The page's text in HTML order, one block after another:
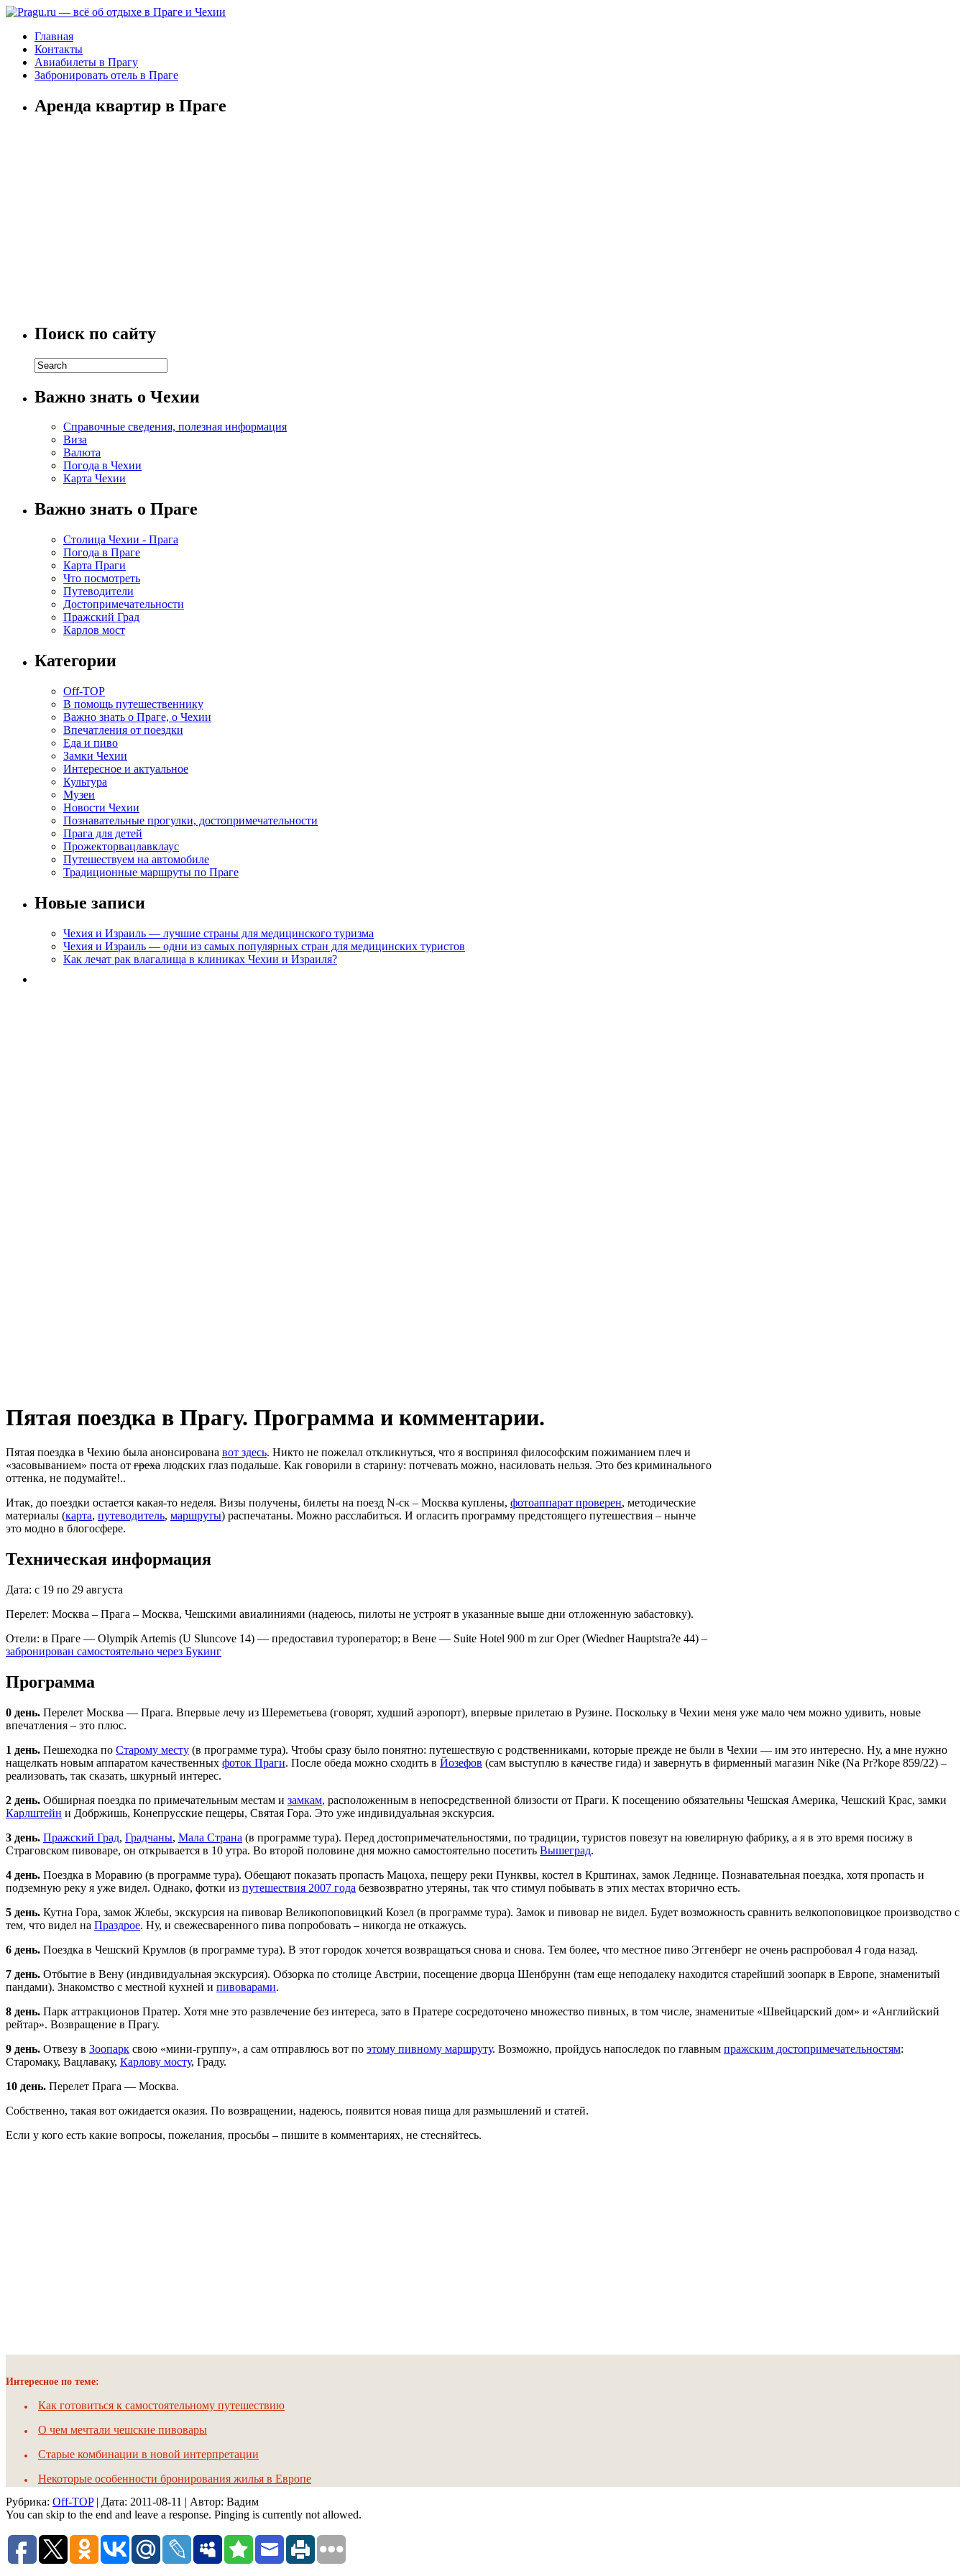
Главная
Контакты
Авиабилеты в Прагу
Забронировать отель в Праге
Аренда квартир в Праге
Поиск по сайту
Важно знать о Чехии
Справочные сведения, полезная информация
Виза
Валюта
Погода в Чехии
Карта Чехии
Важно знать о Праге
Столица Чехии - Прага
Погода в Праге
Карта Праги
Что посмотреть
Путеводители
Достопримечательности
Пражский Град
Карлов мост
Категории
Off-TOP
В помощь путешественнику
Важно знать о Праге, о Чехии
Впечатления от поездки
Еда и пиво
Замки Чехии
Интересное и актуальное
Культура
Музеи
Новости Чехии
Познавательные прогулки, достопримечательности
Прага для детей
Прожекторвацлавклаус
Путешествуем на автомобиле
Традиционные маршруты по Праге
Новые записи
Чехия и Израиль — лучшие страны для медицинского туризма
Чехия и Израиль — одни из самых популярных стран для медицинских туристов
Как лечат рак влагалища в клиниках Чехии и Израиля?
Пятая поездка в Прагу. Программа и комментарии.
Пятая поездка в Чехию была анонсирована вот здесь. Никто не пожелал откликнуться, что я воспринял философским пожиманием плеч и
«засовыванием» поста от греха людских глаз подальше. Как говорили в старину: потчевать можно, насиловать нельзя. Это без криминального
оттенка, не подумайте!..
Итак, до поездки остается какая-то неделя. Визы получены, билеты на поезд N-ск – Москва куплены, фотоаппарат проверен, методические
материалы (карта, путеводитель, маршруты) распечатаны. Можно расслабиться. И огласить программу предстоящего путешествия – нынче
это модно в блогосфере.
Техническая информация
Дата: с 19 по 29 августа
Перелет: Москва – Прага – Москва, Чешскими авиалиниями (надеюсь, пилоты не устроят в указанные выше дни отложенную забастовку).
Отели: в Праге — Olympik Artemis (U Sluncove 14) — предоставил туроператор; в Вене — Suite Hotel 900 m zur Oper (Wiedner Hauptstra?e 44) –
забронирован самостоятельно через Букинг
Программа
0 день. Перелет Москва — Прага. Впервые лечу из Шереметьева (говорят, худший аэропорт), впервые прилетаю в Рузине. Поскольку в Чехии меня уже мало чем можно удивить, новые
впечатления – это плюс.
1 день. Пешеходка по Старому месту (в программе тура). Чтобы сразу было понятно: путешествую с родственниками, которые прежде не были в Чехии — им это интересно. Ну, а мне нужно
нащелкать новым аппаратом качественных фоток Праги. После обеда можно сходить в Йозефов (сам выступлю в качестве гида) и завернуть в фирменный магазин Nike (Na Pr?kope 859/22) –
реализовать, так сказать, шкурный интерес.
2 день. Обширная поездка по примечательным местам и замкам, расположенным в непосредственной близости от Праги. К посещению обязательны Чешская Америка, Чешский Крас, замки
Карлштейн и Добржишь, Конепрусские пещеры, Святая Гора. Это уже индивидуальная экскурсия.
3 день. Пражский Град, Градчаны, Мала Страна (в программе тура). Перед достопримечательностями, по традиции, туристов повезут на ювелирную фабрику, а я в это время посижу в
Страговском пивоваре, он открывается в 10 утра. Во второй половине дня можно самостоятельно посетить Вышеград.
4 день. Поездка в Моравию (в программе тура). Обещают показать пропасть Мацоха, пещеру реки Пунквы, костел в Крштинах, замок Леднице. Познавательная поездка, хотя пропасть и
подземную реку я уже видел. Однако, фотки из путешествия 2007 года безвозвратно утеряны, так что стимул побывать в этих местах вторично есть.
5 день. Кутна Гора, замок Жлебы, экскурсия на пивовар Великопоповицкий Козел (в программе тура). Замок и пивовар не видел. Будет возможность сравнить велкопоповицкое производство с
тем, что видел на Праздрое. Ну, и свежесваренного пива попробовать – никогда не откажусь.
6 день. Поездка в Чешский Крумлов (в программе тура). В этот городок хочется возвращаться снова и снова. Тем более, что местное пиво Эггенберг не очень распробовал 4 года назад.
7 день. Отбытие в Вену (индивидуальная экскурсия). Обзорка по столице Австрии, посещение дворца Шенбрунн (там еще неподалеку находится старейший зоопарк в Европе, знаменитый
пандами). Знакомство с местной кухней и пивоварами.
8 день. Парк аттракционов Пратер. Хотя мне это развлечение без интереса, зато в Пратере сосредоточено множество пивных, в том числе, знаменитые «Швейцарский дом» и «Английский
рейтар». Возвращение в Прагу.
9 день. Отвезу в Зоопарк свою «мини-группу», а сам отправлюсь вот по этому пивному маршруту. Возможно, пройдусь напоследок по главным пражским достопримечательностям:
Старомаку, Вацлаваку, Карлову мосту, Граду.
10 день. Перелет Прага — Москва.
Собственно, такая вот ожидается оказия. По возвращении, надеюсь, появится новая пища для размышлений и статей.
Если у кого есть какие вопросы, пожелания, просьбы – пишите в комментариях, не стесняйтесь.
Интересное по теме:
Как готовиться к самостоятельному путешествию
О чем мечтали чешские пивовары
Старые комбинации в новой интерпретации
Некоторые особенности бронирования жилья в Европе
Рубрика: Off-TOP| Дата: 2011-08-11 | Автор: Вадим
You can skip to the end and leave a response. Pinging is currently not allowed.